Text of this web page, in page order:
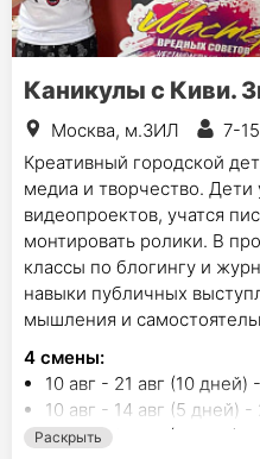
Каникулы с Киви.
Москва, м.ЗИЛ
7-
Креативный городской
медиа и творчество. Дети
видеопроектов, учатся
монтировать ролики. В
классы по блогингу и
навыки публичных
мышления и
4 смены:
10 авг - 21 авг (10 дней)
10 авг - 14 авг (5 дней) -
17 авг - 21 авг (5 дней) -
Раскрыть